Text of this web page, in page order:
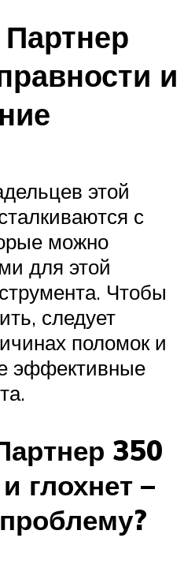
и
этой
с
можно
для этой
Чтобы
следует
поломок и
эффективные
350
глохнет –